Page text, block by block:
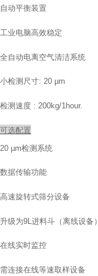
自动平衡装置
工业电脑高效稳定
全自动电离空气清洁系统
小检测尺寸: 20 µm
检测速度 : 200kg/1hour.
可选配置
20 µm检测系统
数据传输功能
高速旋转式筛分设备
升级为9L 进料斗（离线设备）
在线实时监控
需连接在线等速取样设备